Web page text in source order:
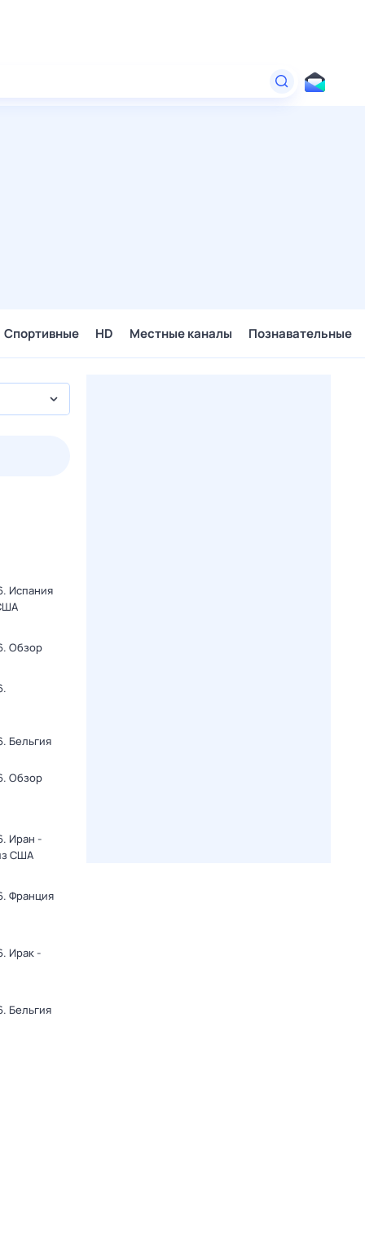
Спортивные HD Местные каналы Познавательные
Испания
Обзор
Бельгия
Обзор
Иран -
США
Франция
Ирак -
Бельгия